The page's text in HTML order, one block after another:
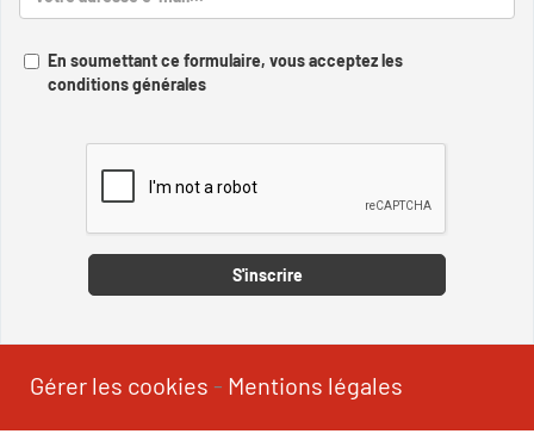
En soumettant ce formulaire, vous acceptez les
conditions générales
S'inscrire
Gérer les cookies - Mentions légales